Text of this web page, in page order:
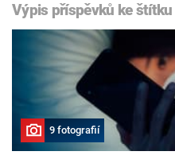
Výpis příspěvků ke štítku
9 fotografií